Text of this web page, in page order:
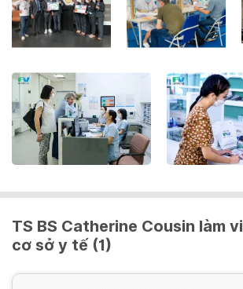
get
the
keyboard
shortcuts
for
changing
dates.
TS BS Catherine Cousin làm
cơ sở y tế (1)